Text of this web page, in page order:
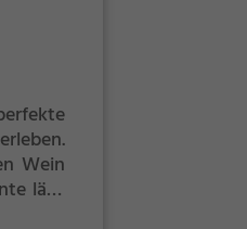
Wein
lädt
an